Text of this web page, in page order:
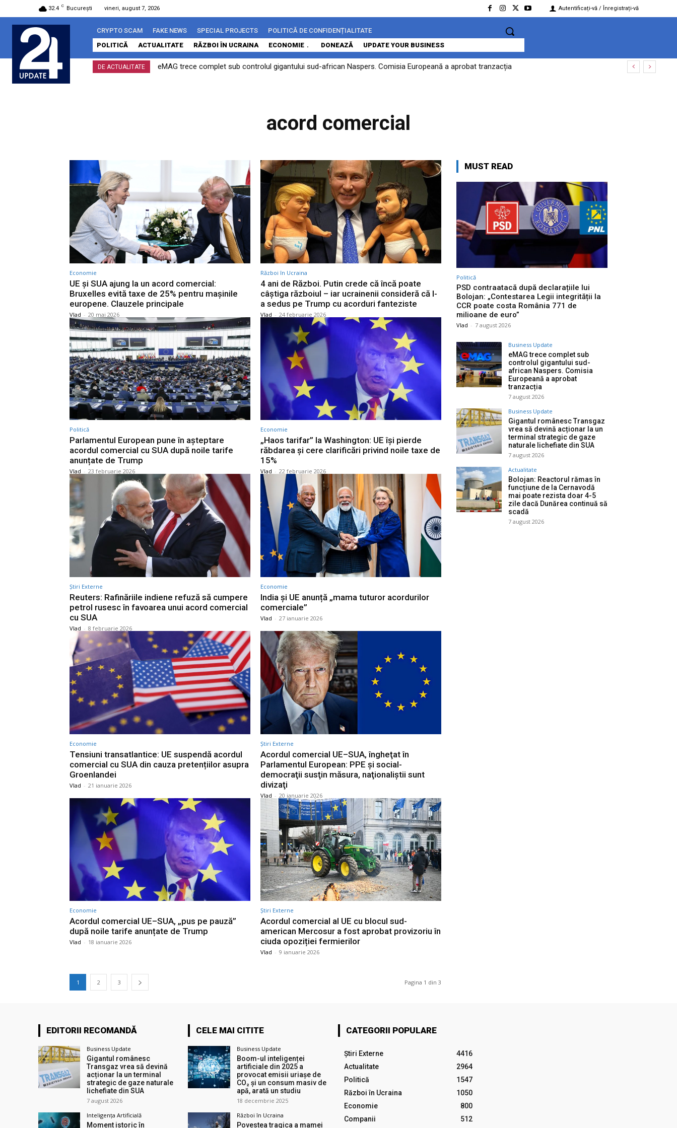
32.4 C București vineri, august 7, 2026 Autentificați-vă / Înregistrați-vă
CRYPTO SCAM FAKE NEWS SPECIAL PROJECTS
POLITICĂ DE CONFIDENȚIALITATE
POLITICĂ
ACTUALITATE RĂZBOI ÎN UCRAINA ECONOMIE DONEAZĂ UPDATE YOUR BUSINESS
DE ACTUALITATE eMAG trece complet sub controlul gigantului sud-african Naspers. Comisia Europeană a aprobat tranzacția
acord comercial
Economie
UE și SUA ajung la un acord comercial:
Bruxelles evită taxe de 25% pentru mașinile
europene. Clauzele principale
Vlad - 20 mai 2026
Război în Ucraina
4 ani de Război. Putin crede că încă poate
câștiga războiul – iar ucrainenii consideră că l-
a sedus pe Trump cu acorduri fanteziste
Vlad - 24 februarie 2026
Politică
Parlamentul European pune în așteptare
acordul comercial cu SUA după noile tarife
anunțate de Trump
Vlad - 23 februarie 2026
Economie
„Haos tarifar” la Washington: UE își pierde
răbdarea și cere clarificări privind noile taxe de
15%
Vlad - 22 februarie 2026
Știri Externe
Reuters: Rafinăriile indiene refuză să cumpere
petrol rusesc în favoarea unui acord comercial
cu SUA
Vlad - 8 februarie 2026
Economie
India și UE anunță „mama tuturor acordurilor
comerciale”
Vlad - 27 ianuarie 2026
Economie
Tensiuni transatlantice: UE suspendă acordul
comercial cu SUA din cauza pretențiilor asupra
Groenlandei
Vlad - 21 ianuarie 2026
Știri Externe
Acordul comercial UE–SUA, îngheţat în
Parlamentul European: PPE şi social-
democraţii susţin măsura, naţionaliştii sunt
divizaţi
Vlad - 20 ianuarie 2026
Economie
Acordul comercial UE–SUA, „pus pe pauză”
după noile tarife anunțate de Trump
Vlad - 18 ianuarie 2026
Știri Externe
Acordul comercial al UE cu blocul sud-
american Mercosur a fost aprobat provizoriu în
ciuda opoziției fermierilor
Vlad - 9 ianuarie 2026
1 2 3 Pagina 1 din 3
MUST READ
Politică
PSD contraatacă după declarațiile lui
Bolojan: „Contestarea Legii integrității la
CCR poate costa România 771 de
milioane de euro”
Vlad - 7 august 2026
Business Update
eMAG trece complet sub
controlul gigantului sud-
african Naspers. Comisia
Europeană a aprobat
tranzacția
7 august 2026
Business Update
Gigantul românesc Transgaz
vrea să devină acționar la un
terminal strategic de gaze
naturale lichefiate din SUA
7 august 2026
Actualitate
Bolojan: Reactorul rămas în
funcțiune de la Cernavodă
mai poate rezista doar 4-5
zile dacă Dunărea continuă să
scadă
7 august 2026
EDITORII RECOMANDĂ
Business Update
Gigantul românesc
Transgaz vrea să devină
acționar la un terminal
strategic de gaze naturale
lichefiate din SUA
7 august 2026
Inteligența Artificială
Moment istoric în
CELE MAI CITITE
Business Update
Boom-ul inteligenței
artificiale din 2025 a
provocat emisii uriașe de
CO₂ și un consum masiv de
apă, arată un studiu
18 decembrie 2025
Război în Ucraina
Povestea tragica a mamei
CATEGORII POPULARE
Știri Externe
4416
Actualitate
2964
Politică
1547
Război în Ucraina
1050
Economie
800
Companii
512